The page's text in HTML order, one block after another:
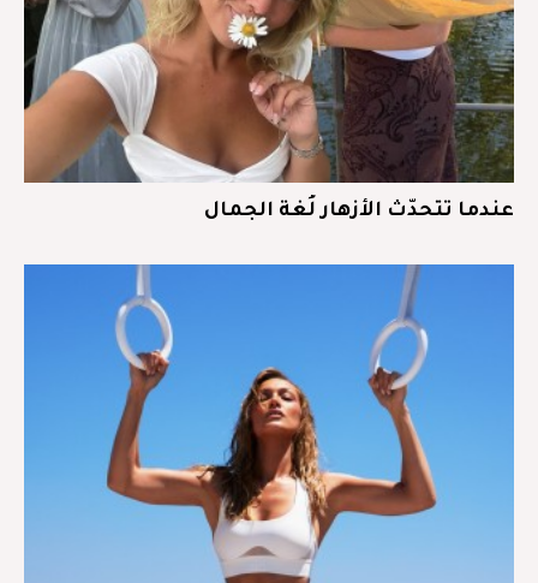
عندما تتحدّث الأزهار لُغة الجمال